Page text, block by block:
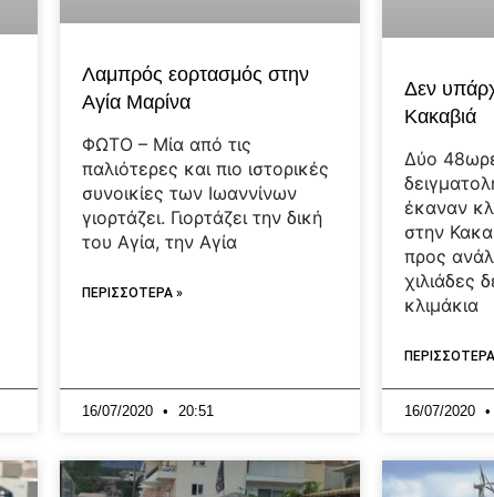
Λαμπρός εορτασμός στην
Αγία Μαρίνα
ΦΩΤΟ – Μία από τις
παλιότερες και πιο ιστορικές
συνοικίες των Ιωαννίνων
γιορτάζει. Γιορτάζει την δική
του Αγία, την Αγία
ΠΕΡΙΣΣΟΤΕΡΑ »
16/07/2020 20:51
Δεν
Κακαβιά
Δύο
έκαναν
στην
προς
χιλιάδες
κλιμάκια
16/07/2020